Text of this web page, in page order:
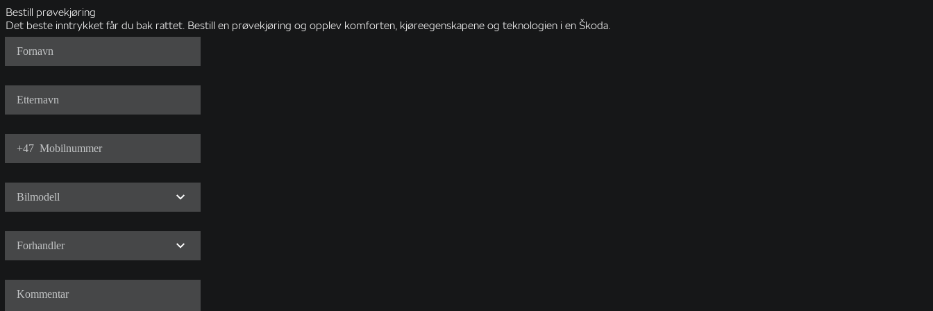
Bestill prøvekjøring
Det beste inntrykket får du bak rattet. Bestill en prøvekjøring og opplev komforten, kjøreegenskapene og teknologien i en Škoda.
Fornavn
Etternavn
+47 Mobilnummer
Bilmodell
Forhandler
Kommentar